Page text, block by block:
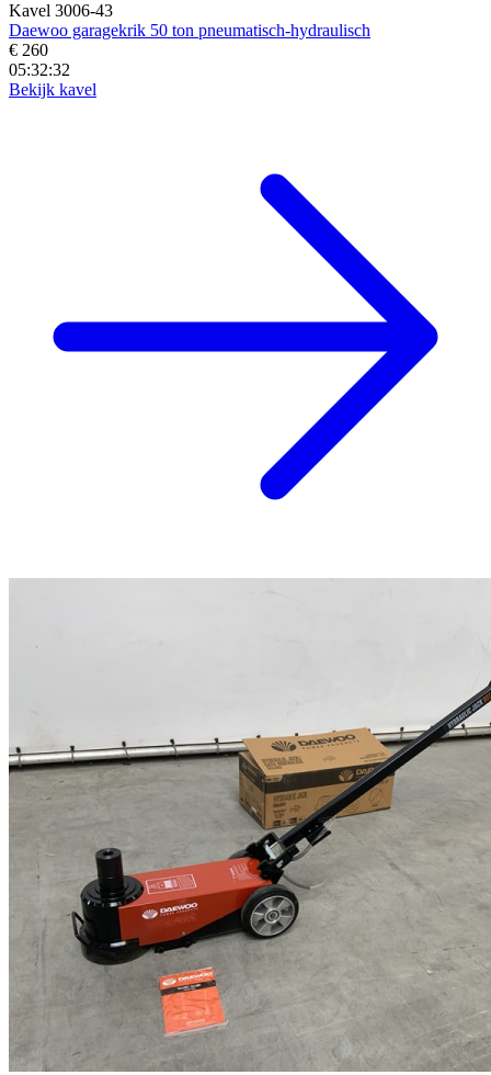
Kavel 3006-43
Daewoo garagekrik 50 ton pneumatisch-hydraulisch
€ 260
05:32:30
Bekijk kavel